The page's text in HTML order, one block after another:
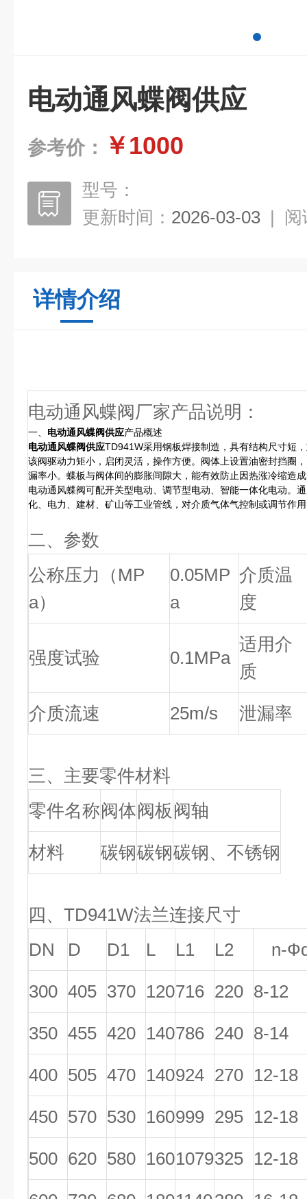
电动通风蝶阀供应
参考价： ￥1000
型号：
更新时间： 2026-03-03 | 阅
详情介绍
电动通风蝶阀厂家产品说明：
一、 电动通风蝶阀供应产品概述
电动通风蝶阀供应TD941W采用钢板焊接制造，具有结构尺寸短
该阀驱动力矩小，启闭灵活，操作方便。阀体上设置油密封挡圈
漏率小。蝶板与阀体间的膨胀间隙大，能有效防止因热涨冷缩造
电动通风蝶阀可配开关型电动、调节型电动、智能一体化电动。
化、电力、建材、矿山等工业管线，对介质气体气控制或调节作
二、 参数
公称压力（MP
a）
0.05MP
a
介质温
度
强度试验 0.1MPa
适用介
质
介质流速 25m/s 泄漏率
三、 主要零件材料
零件名称阀体阀板 阀轴
材料 碳钢碳钢碳钢、不锈钢
四、TD941W法兰连接尺寸
DN
D D1 L L1 L2 n-
300 405 370 120716 220 8-12
350 455 420 140786 240 8-14
400 505 470 140924 270 12-18
450 570 530 160999 295 12-18
500 620 580 1601079325 12-18